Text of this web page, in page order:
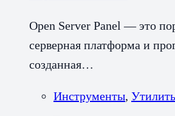
Open Server Panel — это
серверная платформа и
созданная…
Инструменты,